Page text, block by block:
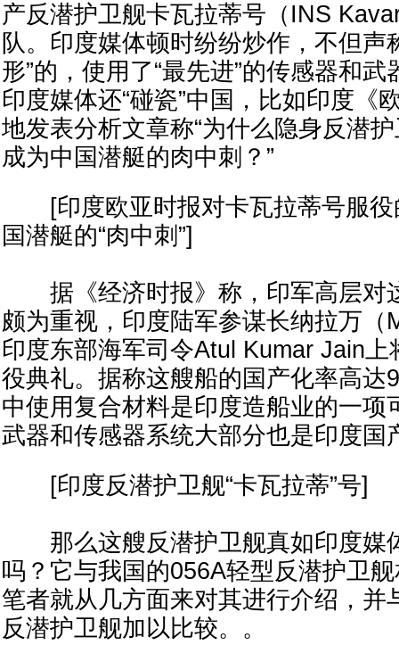
产反潜护卫舰卡瓦拉蒂号（INS
队。印度媒体顿时纷纷炒作，不但声
形”的，使用了“最先进”的传感器和
印度媒体还“碰瓷”中国，比如印度《
地发表分析文章称“为什么隐身反潜
成为中国潜艇的肉中刺？”
[印度欧亚时报对卡瓦拉蒂号服役
国潜艇的“肉中刺”]
据《经济时报》称，印军高层对
颇为重视，印度陆军参谋长纳拉万（
印度东部海军司令Atul Kumar Jain上
役典礼。据称这艘船的国产化率高达
中使用复合材料是印度造船业的一项
武器和传感器系统大部分也是印度国
[印度反潜护卫舰“卡瓦拉蒂”号]
那么这艘反潜护卫舰真如印度媒
吗？它与我国的056A轻型反潜护卫
笔者就从几方面来对其进行介绍，并
反潜护卫舰加以比较。。